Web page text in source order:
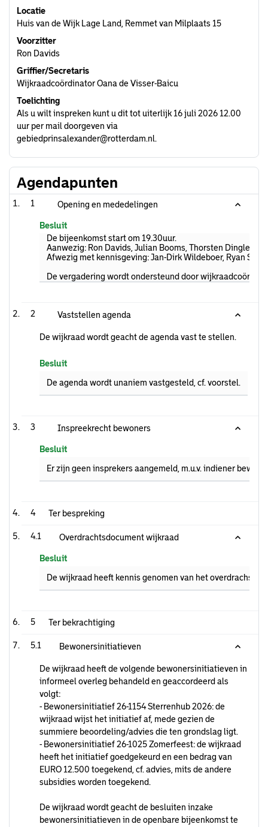
Locatie
Huis van de Wijk Lage Land, Remmet van Milplaats 15
Voorzitter
Ron Davids
Griffier/Secretaris
Wijkraadcoördinator Oana de Visser-Baicu
Toelichting
Als u wilt inspreken kunt u dit tot uiterlijk 16 juli 2026 12.00
uur per mail doorgeven via
gebiedprinsalexander@rotterdam.nl.
Agendapunten
1 Opening en mededelingen
Besluit
De bijeenkomst start om 19.30uur.
Aanwezig: Ron Davids, Julian Booms, Thorsten Dingler,
Afwezig met kennisgeving: Jan-Dirk Wildeboer, Ryan
De vergadering wordt ondersteund door
2 Vaststellen agenda
De wijkraad wordt geacht de agenda vast te stellen.
Besluit
De agenda wordt unaniem vastgesteld, cf. voorstel.
3 Inspreekrecht bewoners
Besluit
Er zijn geen insprekers aangemeld, m.u.v. indiener
4 Ter bespreking
4.1 Overdrachtsdocument wijkraad
Besluit
De wijkraad heeft kennis genomen van het
5 Ter bekrachtiging
5.1 Bewonersinitiatieven
De wijkraad heeft de volgende bewonersinitiatieven in
informeel overleg behandeld en geaccordeerd als
volgt:
- Bewonersinitiatief 26-1154 Sterrenhub 2026: de
wijkraad wijst het initiatief af, mede gezien de
summiere beoordeling/advies die ten grondslag ligt.
- Bewonersinitiatief 26-1025 Zomerfeest: de wijkraad
heeft het initiatief goedgekeurd en een bedrag van
EURO 12.500 toegekend, cf. advies, mits de andere
subsidies worden toegekend.
De wijkraad wordt geacht de besluiten inzake
bewonersinitiatieven in de openbare bijeenkomst te